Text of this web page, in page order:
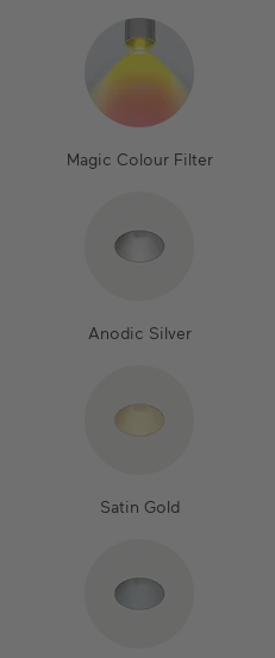
Magic Colour Filter
Anodic Silver
Satin Gold